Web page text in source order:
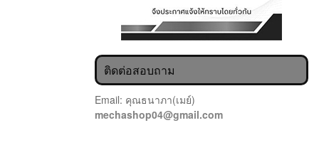
ติดต่อสอบถาม
Email: คุณธนาภา(เมย์)
mechashop04@gmail.com